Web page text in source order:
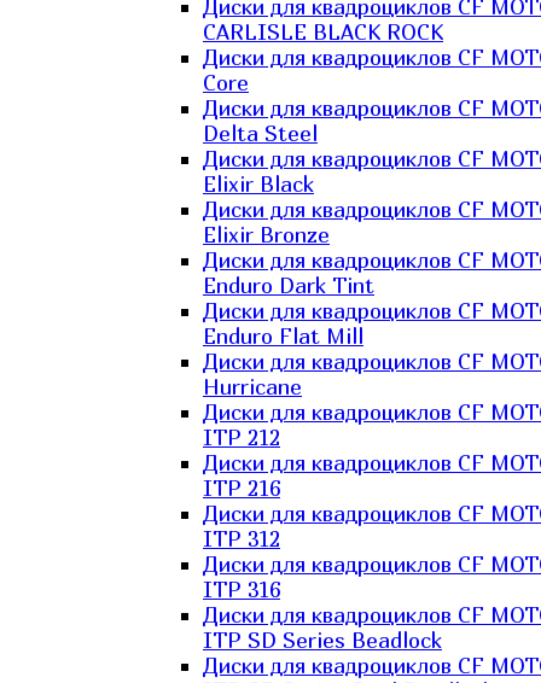
Диски для квадроциклов CF
CARLISLE BLACK ROCK
Диски для квадроциклов CF
Core
Диски для квадроциклов CF
Delta Steel
Диски для квадроциклов CF
Elixir Black
Диски для квадроциклов CF
Elixir Bronze
Диски для квадроциклов CF
Enduro Dark Tint
Диски для квадроциклов CF
Enduro Flat Mill
Диски для квадроциклов CF
Hurricane
Диски для квадроциклов CF
ITP 212
Диски для квадроциклов CF
ITP 216
Диски для квадроциклов CF
ITP 312
Диски для квадроциклов CF
ITP 316
Диски для квадроциклов CF
ITP SD Series Beadlock
Диски для квадроциклов CF